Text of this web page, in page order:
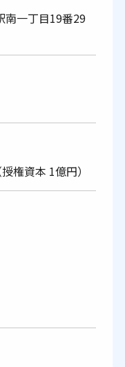
南一丁目19番29
権資本 1億円）